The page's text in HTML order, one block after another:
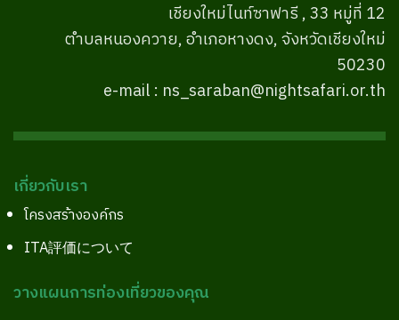
เชียงใหม่ไนท์ซาฟารี , 33 หมู่ที่ 12
ตำบลหนองควาย, อำเภอหางดง, จังหวัดเชียงใหม่
50230
e-mail : ns_saraban@nightsafari.or.th
เกี่ยวกับเรา
โครงสร้างองค์กร
ITA評価について
วางแผนการท่องเที่ยวของคุณ